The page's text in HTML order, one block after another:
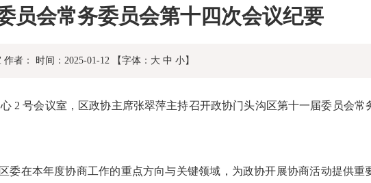
员会常务委员会第十四次会议纪要
作者： 时间：2025-01-12 【字体： 大 中 小】
2号会议室，区政协主席张翠萍主持召开政协门头沟区第十一届委员会常
委在本年度协商工作的重点方向与关键领域，为政协开展协商活动提供重